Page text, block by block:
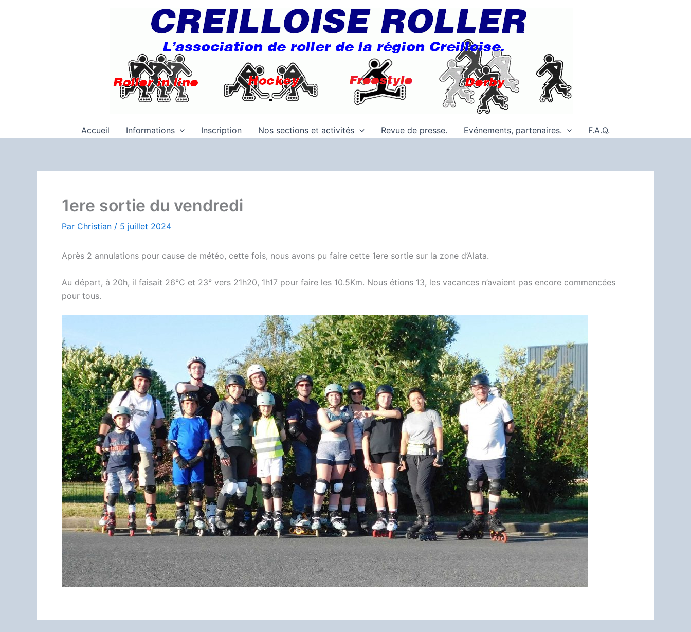
Accueil Informations Inscription Nos sections et activités Revue de presse. Evénements, partenaires. F.A.Q.
1ere sortie du vendredi
Par Christian / 5 juillet 2024
Après 2 annulations pour cause de météo, cette fois, nous avons pu faire cette 1ere sortie sur la zone d’Alata.
Au départ, à 20h, il faisait 26°C et 23° vers 21h20, 1h17 pour faire les 10.5Km. Nous étions 13, les vacances n’avaient pas encore commencées
pour tous.